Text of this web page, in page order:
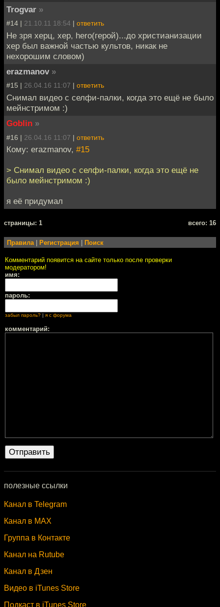
Trogvar »
#14 | 21.10.11 18:54 | ответить
Не зря херц, хер, hero(герой)...до христианизации
хер был важной частью культов, никак не
нехорошим словом)
erazmanov »
#15 | 26.04.16 11:07 | ответить
Снимал видео с селфи-палки, когда это ещё не было
мейнстримом :)
Goblin »
#16 | 26.04.16 11:07 | ответить
Кому: erazmanov, #15
> Снимал видео с селфи-палки, когда это ещё не
было мейнстримом :)
я её придумал
cтраницы: 1 всего: 16
Правила| Регистрация Поиск
Комментарий появится на сайте только после проверки
модератором!
имя:
пароль:
забыл пароль? я с форума
комментарий:
полезные ссылки
Канал в Telegram
Канал в MAX
Группа в Контакте
Канал на Rutube
Канал в Дзен
Видео в iTunes Store
Подкаст в iTunes Store